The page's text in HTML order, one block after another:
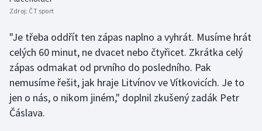
Stolní tenis
Triatlon
Veslování
Vodní slalom
Volejbal
Zdroj: ČT sport
"Je třeba oddřít ten zápas naplno a vyhrát. Musíme hrát
celých 60 minut, ne dvacet nebo čtyřicet. Zkrátka celý
zápas odmakat od prvního do posledního. Pak
nemusíme řešit, jak hraje Litvínov ve Vítkovicích. Je to
jen o nás, o nikom jiném," doplnil zkušený zadák Petr
Čáslava.